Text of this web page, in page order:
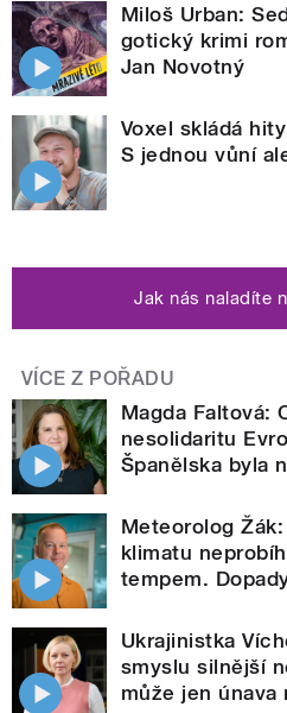
Miloš Urban:
gotický krimi
Jan Novotný
Voxel skládá
S jednou vůní
Jak nás naladíte
VÍCE Z POŘADU
Magda Faltová:
nesolidaritu
Španělska byla
Meteorolog
klimatu
tempem.
Ukrajinistka
smyslu silnější
může jen únava